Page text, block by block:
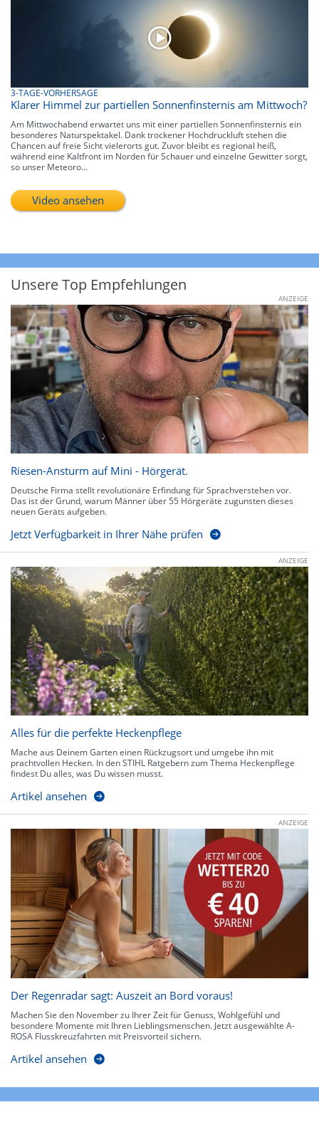
3-TAGE-VORHERSAGE
Klarer Himmel zur partiellen Sonnenfinsternis am Mittwoch?
Am Mittwochabend erwartet uns mit einer partiellen Sonnenfinsternis ein
besonderes Naturspektakel. Dank trockener Hochdruckluft stehen die
Chancen auf freie Sicht vielerorts gut. Zuvor bleibt es regional heiß,
während eine Kaltfront im Norden für Schauer und einzelne Gewitter sorgt,
so unser Meteoro...
Video ansehen
Unsere Top Empfehlungen
ANZEIGE
Riesen-Ansturm auf Mini - Hörgerät.
Deutsche Firma stellt revolutionäre Erfindung für Sprachverstehen vor.
Das ist der Grund, warum Männer über 55 Hörgeräte zugunsten dieses
neuen Geräts aufgeben.
Jetzt Verfügbarkeit in Ihrer Nähe prüfen
ANZEIGE
Alles für die perfekte Heckenpflege
Mache aus Deinem Garten einen Rückzugsort und umgebe ihn mit
prachtvollen Hecken. In den STIHL Ratgebern zum Thema Heckenpflege
findest Du alles, was Du wissen musst.
Artikel ansehen
ANZEIGE
Der Regenradar sagt: Auszeit an Bord voraus!
Machen Sie den November zu Ihrer Zeit für Genuss, Wohlgefühl und
besondere Momente mit Ihren Lieblingsmenschen. Jetzt ausgewählte A-
ROSA Flusskreuzfahrten mit Preisvorteil sichern.
Artikel ansehen